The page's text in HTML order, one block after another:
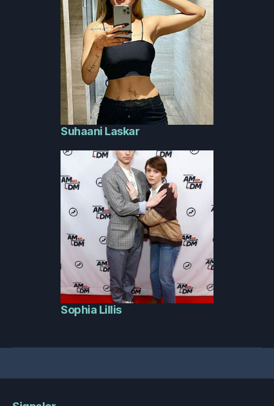
Suhaani Laskar
Sophia Lillis